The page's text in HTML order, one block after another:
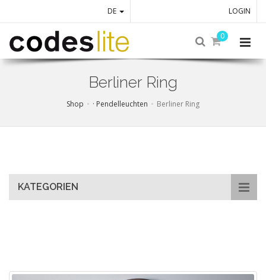
LOGIN
DE
0
Berliner Ring
Shop · Pendelleuchten Berliner Ring
KATEGORIEN